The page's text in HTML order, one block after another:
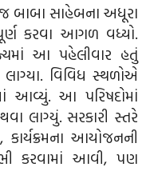
બાબા સાહેબના અધૂરા
કરવા આગળ વધ્યો.
આ પહેલીવાર હતું
વિવિધ સ્થળોએ
આવ્યું. આ પરિષદોમાં
લાગ્યું. સરકારી સ્તરે
આયોજનની
કરવામાં આવી, પણ